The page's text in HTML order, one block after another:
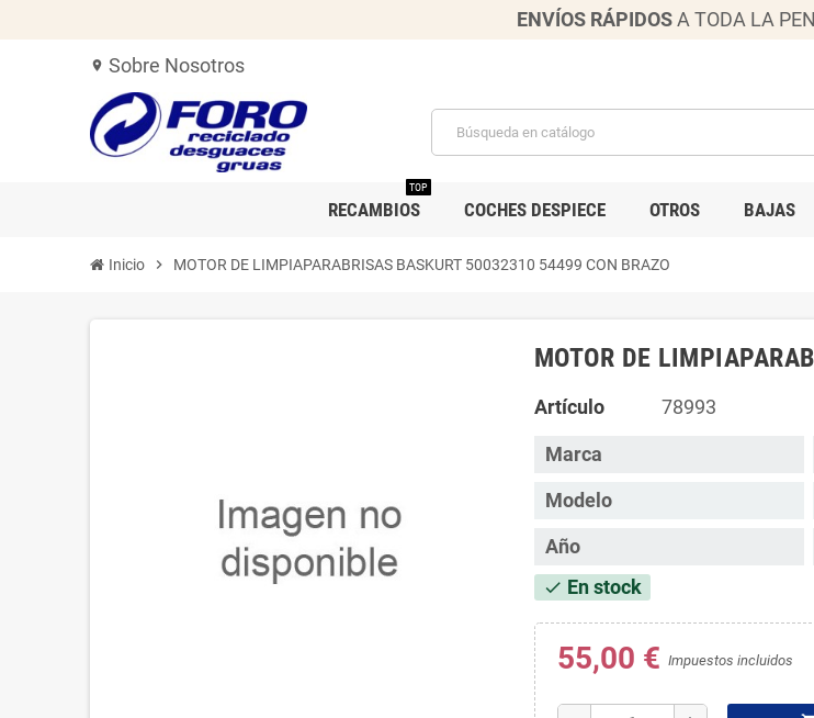
ENVÍOS RÁPIDOS A TODA LA
location_on Sobre Nosotros
RECAMBIOS
TOP
COCHES DESPIECE OTROS BAJAS
Inicio chevron_right MOTOR DE LIMPIAPARABRISAS BASKURT 50032310 54499 CON BRAZO
MOTOR DE
Artículo 78993
Marca
Modelo
Año
check En stock
55,00 € Impuestos incluidos